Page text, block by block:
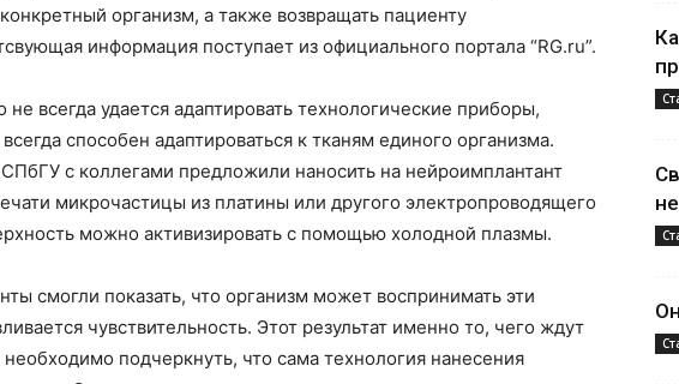
организм, а также возвращать пациенту
информация поступает из официального портала “RG.ru”.
не всегда удается адаптировать технологические приборы,
способен адаптироваться к тканям единого организма.
с коллегами предложили наносить на нейроимплантант
микрочастицы из платины или другого электропроводящего
можно активизировать с помощью холодной плазмы.
смогли показать, что организм может воспринимать эти
чувствительность. Этот результат именно то, чего ждут
подчеркнуть, что сама технология нанесения